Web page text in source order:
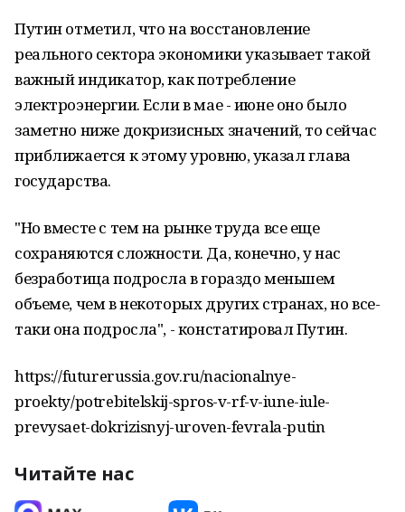
Путин отметил, что на восстановление
реального сектора экономики указывает такой
важный индикатор, как потребление
электроэнергии. Если в мае - июне оно было
заметно ниже докризисных значений, то сейчас
приближается к этому уровню, указал глава
государства.
"Но вместе с тем на рынке труда все еще
сохраняются сложности. Да, конечно, у нас
безработица подросла в гораздо меньшем
объеме, чем в некоторых других странах, но все-
таки она подросла", - констатировал Путин.
https://futurerussia.gov.ru/nacionalnye-
proekty/potrebitelskij-spros-v-rf-v-iune-iule-
prevysaet-dokrizisnyj-uroven-fevrala-putin
Читайте нас